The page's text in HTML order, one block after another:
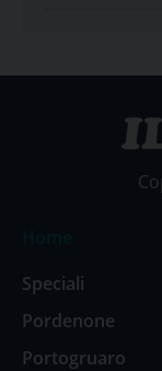
Speciali
Pordenone
Portogruaro